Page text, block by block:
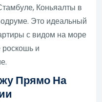
Коньяалты в
Это идеальный
с видом на море
и
Прямо На